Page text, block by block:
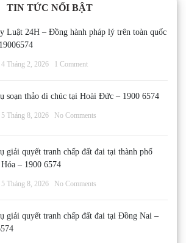
TIN TỨC NỔI BẬT
Luật 24H – Đồng hành pháp lý trên toàn quốc
Tháng 2, 2026 1 Comment
soạn thảo di chúc tại Hoài Đức – 1900 6574
Tháng 8, 2026 No Comments
giải quyết tranh chấp đất đai tại thành phố
– 1900 6574
Tháng 8, 2026 No Comments
giải quyết tranh chấp đất đai tại Đồng Nai –